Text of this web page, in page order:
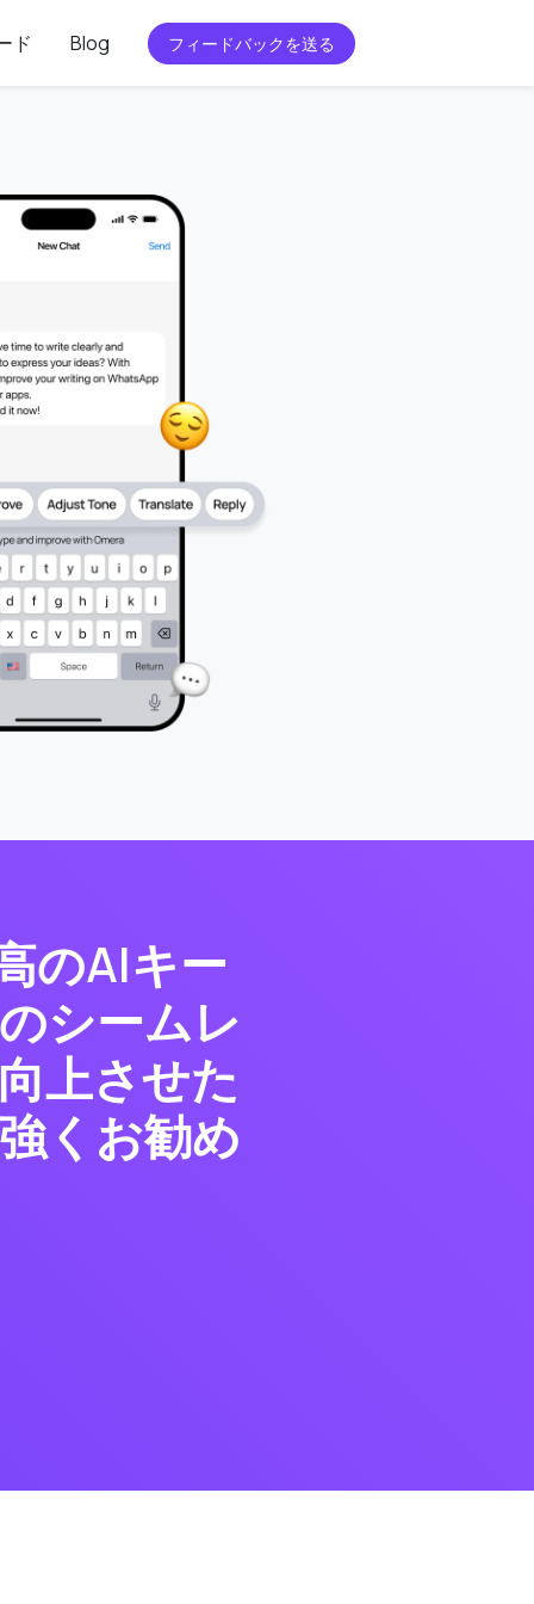
ド Blog フィードバックを送る
のAIキー
シームレ
上させた
くお勧め